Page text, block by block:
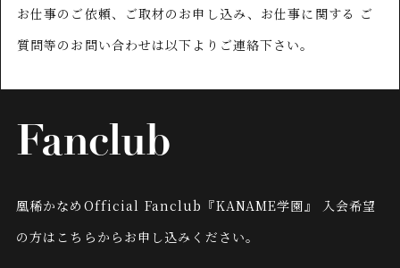
お仕事のご依頼、ご取材のお申し込み、お仕事に関する ご
質問等のお問い合わせは以下よりご連絡下さい。
Fanclub
凰稀かなめOfficial Fanclub『KANAME学園』
入会希望
の方はこちらからお申し込みください。